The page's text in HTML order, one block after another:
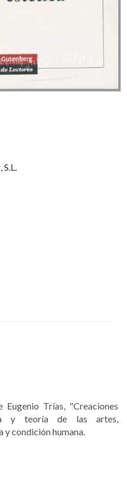
Trías, "Creaciones
y teoría de las artes,
condición humana.